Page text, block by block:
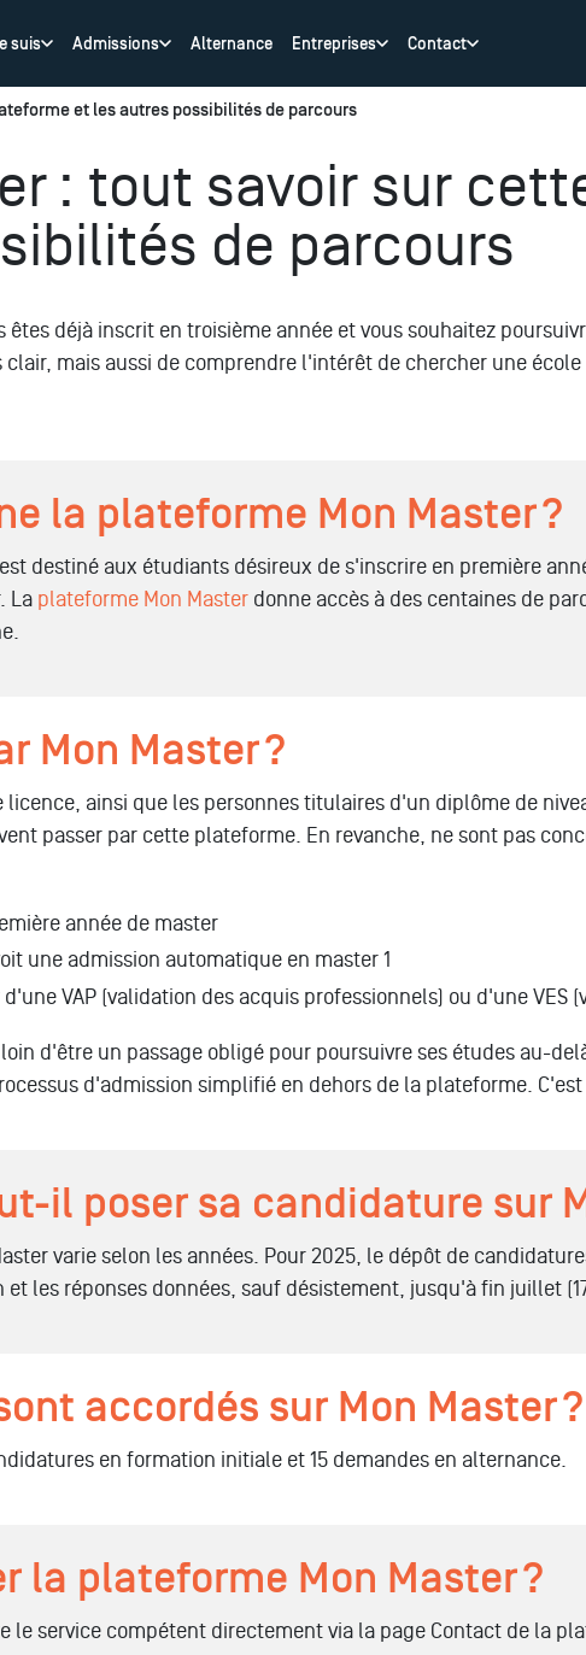
et les autres possibilités de parcours
: tout savoir sur
de parcours
déjà inscrit en troisième année et vous souhaitez
clair, mais aussi de comprendre l'intérêt de chercher une
la plateforme Mon Master ?
destiné aux étudiants désireux de s'inscrire en première
La plateforme Mon Master donne accès à des centaines de
Mon Master ?
ainsi que les personnes titulaires d'un diplôme de
passer par cette plateforme. En revanche, ne sont pas
année de master
une admission automatique en master 1
VAP (validation des acquis professionnels) ou d'une VES
d'être un passage obligé pour poursuivre ses études au-
d'admission simplifié en dehors de la plateforme. C'est
il poser sa candidature sur
varie selon les années. Pour 2025, le dépôt de
les réponses données, sauf désistement, jusqu'à fin juillet
accordés sur Mon Master ?
en formation initiale et 15 demandes en alternance.
la plateforme Mon Master ?
le service compétent directement via la page Contact de la
suis Admissions Alternance Entreprises Contact